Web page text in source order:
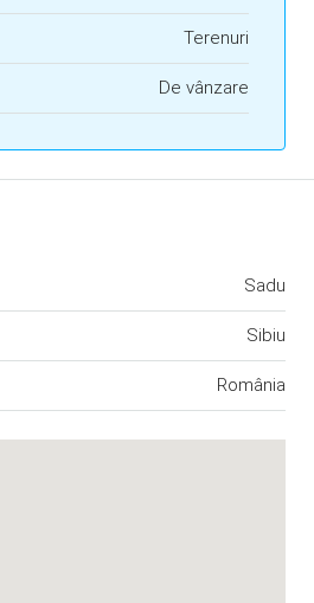
Terenuri
De vânzare
Sadu
Sibiu
România